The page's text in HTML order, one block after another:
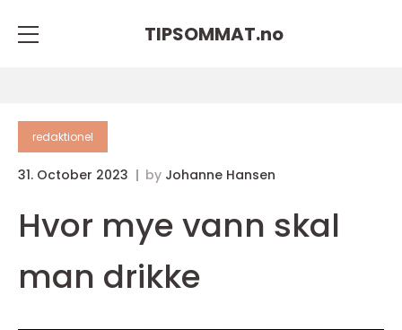
TIPSOMMAT.no
redaktionel
31. October 2023 by Johanne Hansen
Hvor mye vann skal
man drikke